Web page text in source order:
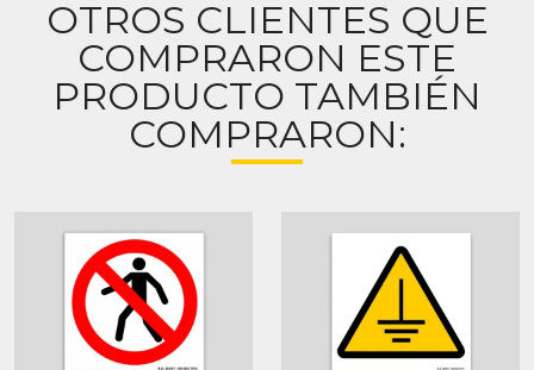
OTROS CLIENTES QUE
COMPRARON ESTE
PRODUCTO TAMBIÉN
COMPRARON: